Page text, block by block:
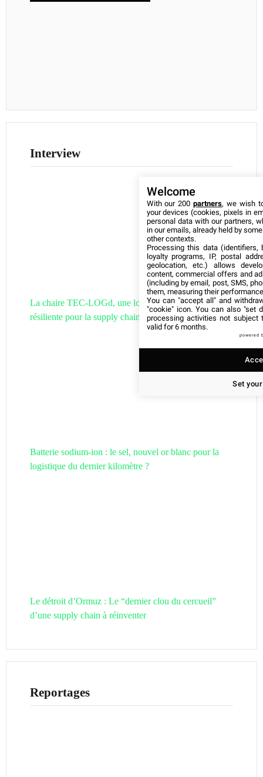
Interview
La chaire TEC-LOGd, une logistique circulaire et
résiliente pour la supply chain de demain
Batterie sodium-ion : le sel, nouvel or blanc pour la
logistique du dernier kilomètre ?
Le détroit d’Ormuz : Le “dernier clou du cercueil”
d’une supply chain à réinventer
Reportages
Welcome
With our 200partners, we wish
your devices (cookies, pixels in
personal data with our partners,
in our emails, already held by
other contexts.
Processing this data (identifiers,
loyalty programs, IP, postal
geolocation, etc.) allows
content, commercial offers and
(including by email, post, SMS,
them, measuring their
You can "accept all" and
"cookie" icon. You can also "set
processing activities not subject
valid for 6 months.
powered
Set